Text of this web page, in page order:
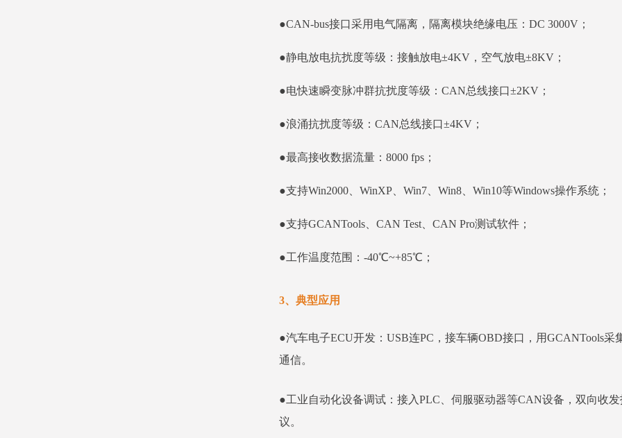
●CAN-bus接口采用电气隔离，隔离模块绝缘电压：DC 3000V；
●静电放电抗扰度等级：接触放电±4KV，空气放电±8KV；
●电快速瞬变脉冲群抗扰度等级：CAN总线接口±2KV；
●浪涌抗扰度等级：CAN总线接口±4KV；
●最高接收数据流量：8000 fps；
●支持Win2000、WinXP、Win7、Win8、Win10等Windows操作系统；
●支持GCANTools、CAN Test、CAN Pro测试软件；
●工作温度范围：-40℃~+85℃；
3、典型应用
●汽车电子ECU开发：USB连PC，接车辆OBD接口，用GCANTools
通信。
●工业自动化设备调试：接入PLC、伺服驱动器等CAN设备，双向收
议。